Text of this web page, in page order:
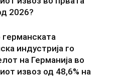
2026?
индустрија го
на Германија во
извоз од 48,6% на